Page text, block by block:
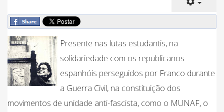
Presente nas lutas estudantis, na
solidariedade com os republicanos
espanhóis perseguidos por Franco durante
a Guerra Civil, na constituição dos
movimentos de unidade anti-fascista, como o MUNAF, o